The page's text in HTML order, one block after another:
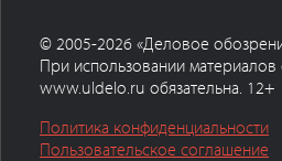
© 2005-2026 «Деловое
При использовании материалов
www.uldelo.ru обязательна. 12+
Политика конфиденциальности
Пользовательское соглашение